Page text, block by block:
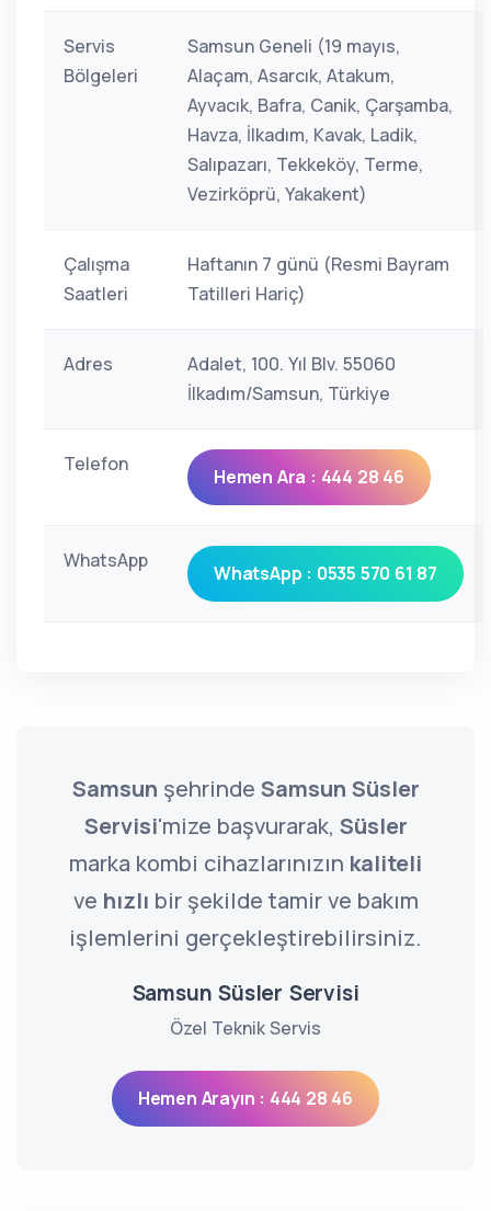
Servis
Bölgeleri
Samsun Geneli (19 mayıs,
Alaçam, Asarcık, Atakum,
Ayvacık, Bafra, Canik, Çarşamba,
Havza, İlkadım, Kavak, Ladik,
Salıpazarı, Tekkeköy, Terme,
Vezirköprü, Yakakent)
Çalışma
Saatleri
Haftanın 7 günü (Resmi Bayram
Tatilleri Hariç)
Adres
Adalet, 100. Yıl Blv. 55060
İlkadım/Samsun, Türkiye
Telefon
Hemen Ara : 444 28 46
WhatsApp
WhatsApp : 0535 570 61 87
Samsun şehrinde Samsun Süsler
Servisi'mize başvurarak, Süsler
marka kombi cihazlarınızın kaliteli
ve hızlı bir şekilde tamir ve bakım
işlemlerini gerçekleştirebilirsiniz.
Samsun Süsler Servisi
Özel Teknik Servis
Hemen Arayın : 444 28 46